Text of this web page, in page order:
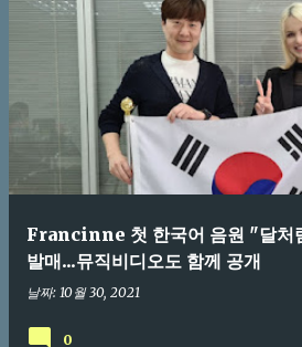
Francinne 첫 한국어 음원 "달처
발매...뮤직비디오도 함께 공개
날짜: 10월 30, 2021
0